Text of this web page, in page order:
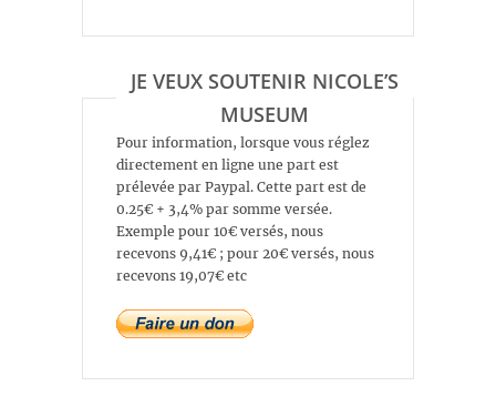
JE VEUX SOUTENIR NICOLE’S
MUSEUM
Pour information, lorsque vous réglez
directement en ligne une part est
prélevée par Paypal. Cette part est de
0.25€ + 3,4% par somme versée.
Exemple pour 10€ versés, nous
recevons 9,41€ ; pour 20€ versés, nous
recevons 19,07€ etc